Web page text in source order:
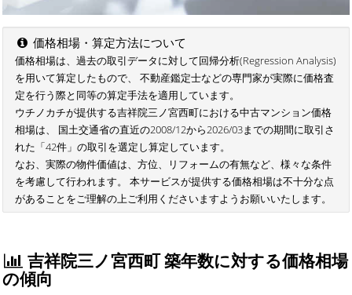
価格相場・算定方法について
価格相場は、過去の取引データに対して回帰分析(Regression Analysis)
を用いて算定したもので、 不動産鑑定士などの専門家が実際に価格査
定を行う際と同等の算定手法を適用しています。
ウチノカチが提供する吉祥院三ノ宮西町における中古マンション価格
相場は、 国土交通省の直近の2008/12から2026/03までの期間に取引さ
れた「42件」の取引を選定し算定しています。
なお、実際の物件価値は、方位、リフォームの有無など、様々な条件
を考慮して行われます。 本サービスが提供する価格相場は不十分な点
があることをご理解の上ご利用くださいますようお願いいたします。
吉祥院三ノ宮西町 築年数に対する価格相場
の傾向